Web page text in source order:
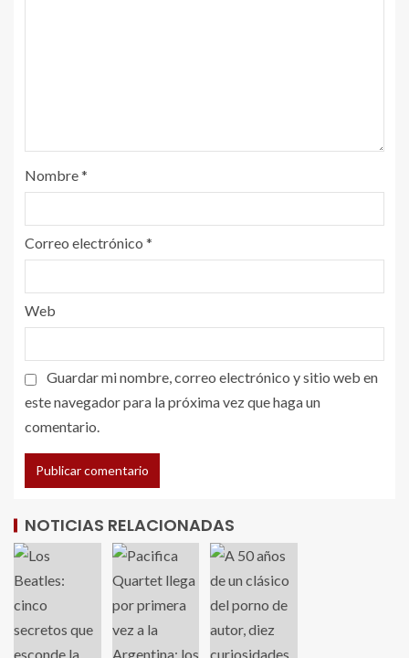
Nombre*
Correo electrónico *
Web
Guardar mi nombre, correo electrónico y sitio web en
este navegador para la próxima vez que haga un
comentario.
NOTICIAS RELACIONADAS